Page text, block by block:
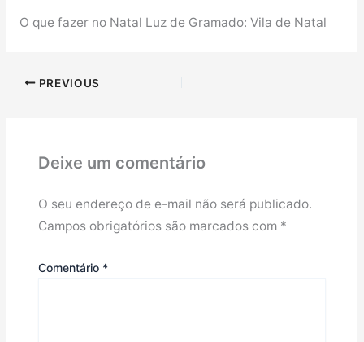
O que fazer no Natal Luz de Gramado: Vila de Natal
PREVIOUS
Deixe um comentário
O seu endereço de e-mail não será publicado.
Campos obrigatórios são marcados com *
Comentário *